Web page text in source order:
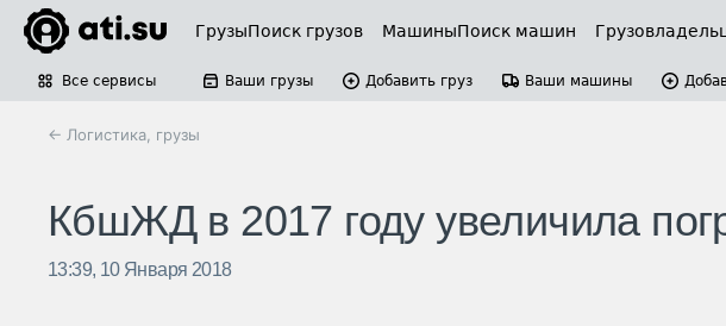
ГрузыПоиск грузов МашиныПоиск машин
Все сервисы Ваши грузы Добавить груз Ваши машины
← Логистика, грузы
КбшЖД в 2017 году увеличила
13:39, 10 Января 2018